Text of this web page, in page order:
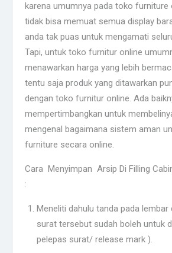
karena umumnya pada toko furniture
tidak bisa memuat semua display
anda tak puas untuk mengamati
Tapi, untuk toko furnitur online
menawarkan harga yang lebih
tentu saja produk yang ditawarkan
dengan toko furnitur online. Ada
mempertimbangkan untuk
mengenal bagaimana sistem aman
furniture secara online.
Cara Menyimpan Arsip Di Filling
:
Meneliti dahulu tanda pada lembar
surat tersebut sudah boleh untuk
pelepas surat/ release mark ).